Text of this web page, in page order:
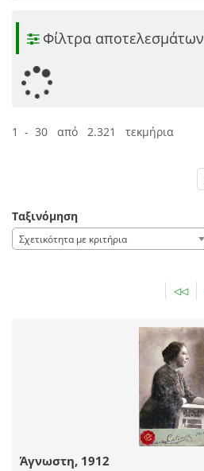
Φίλτρα αποτελεσμάτων
1 - 30 από 2.321 τεκμήρια
Ταξινόμηση
Σχετικότητα με κριτήρια
◁◁
Άγνωστη, 1912